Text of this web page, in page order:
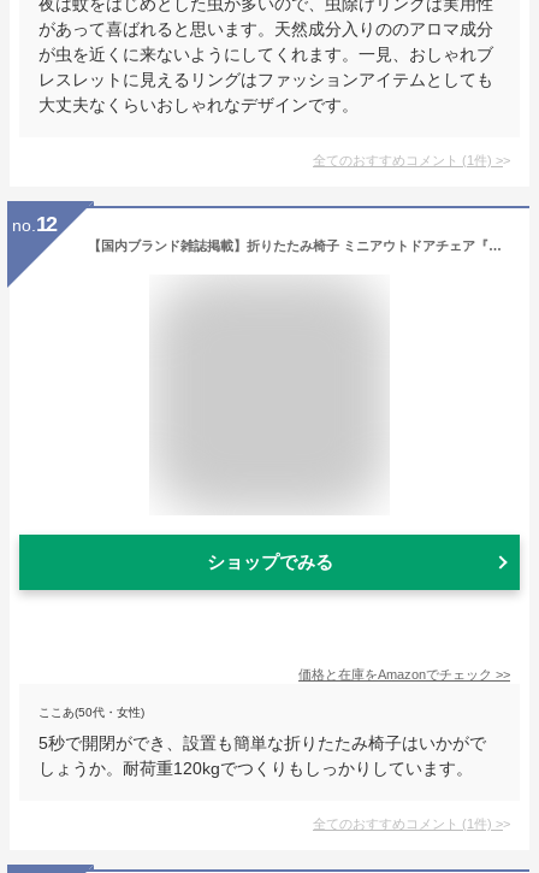
があって喜ばれると思います。天然成分入りののアロマ成分
が虫を近くに来ないようにしてくれます。一見、おしゃれブ
レスレットに見えるリングはファッションアイテムとしても
大丈夫なくらいおしゃれなデザインです。
全てのおすすめコメント (1件) >
no. 12
【国内ブランド雑誌掲載】折りたたみ椅子 ミニアウトドアチェア『超軽量350g』×『コンパクト』持ち運び便利 5秒で開閉 耐荷重120kg 座面自体が収納ポーチになる折り畳み椅子 革ロゴオシャレ【2025Newモデル】お花見 GW旅行 お出かけ 日本語取扱説明書付き ‎収納後12横×28縦×5cm厚さ 展開後23横×28縦×26cm高さACC PARCO(ブラック)
ショップでみる
価格と在庫をAmazonでチェック >>
ここあ(50代・女性)
5秒で開閉ができ、設置も簡単な折りたたみ椅子はいかがで
しょうか。耐荷重120kgでつくりもしっかりしています。
全てのおすすめコメント (1件) >